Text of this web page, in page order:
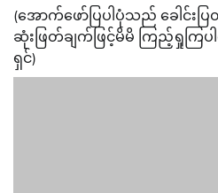
(အောက်ဖော်ပြပါပုံသည် ခေါင်းပြ
ဆုံးဖြတ်ချက်ဖြင့်မိမိ ကြည့်ရှုကြပ
ရှင်)